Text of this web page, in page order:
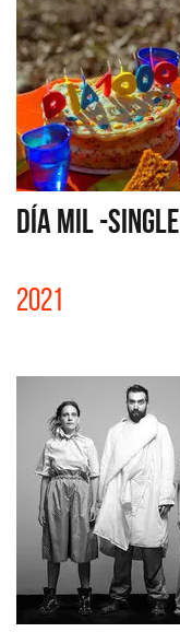
DÍA MIL -SINGLE
2021